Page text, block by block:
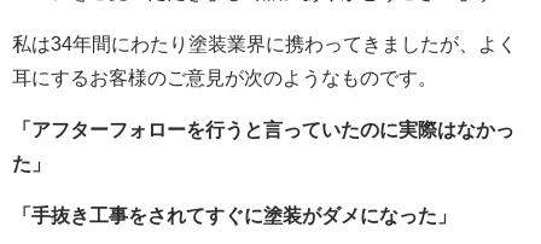
私は34年間にわたり塗装業界に携わってきましたが、よく
耳にするお客様のご意見が次のようなものです。
「アフターフォローを行うと言っていたのに実際はなかっ
た」
「手抜き工事をされてすぐに塗装がダメになった」